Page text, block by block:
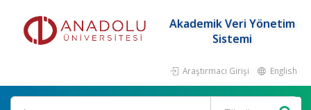
Akademik Veri Yönetim
Sistemi
Araştırmacı Girişi English
Ara